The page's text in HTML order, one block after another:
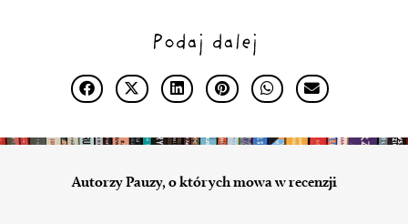
Podaj dalej
Autorzy Pauzy, o których mowa w recenzji